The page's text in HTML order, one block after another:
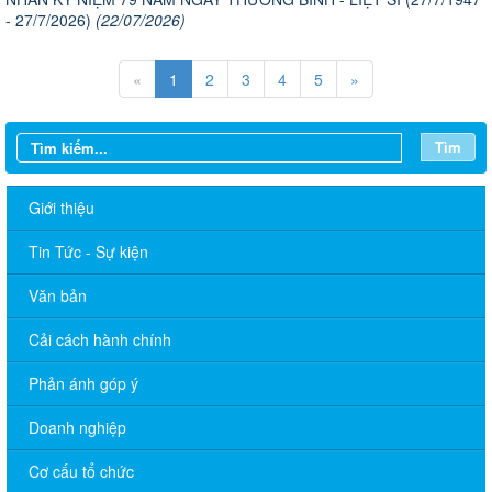
- 27/7/2026) (22/07/2026)
« 1 2 3 4 5 »
Tìm
Giới thiệu
Tin Tức - Sự kiện
Văn bản
Cải cách hành chính
Phản ánh góp ý
Doanh nghiệp
Cơ cấu tổ chức
LỊCH LÀM VIỆC TT HĐND-UBND TUẦN 30.2026 (Điều chỉnh,
bổ sung lần 4)